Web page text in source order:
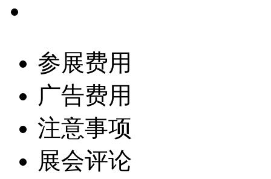
参展费用
广告费用
注意事项
展会评论